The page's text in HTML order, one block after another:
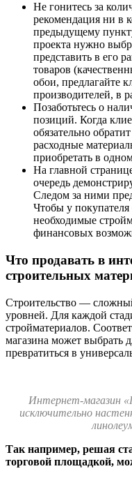
Не гонитесь за
рекомендация ни в
предыдущему
проекта нужно
представить в его
товаров
обои, предлагайте
производителей, в
Позаботьтесь о
позиций. Когда
обязательно
расходные
приобретать в
На главной
очередь
Следом за ними
Чтобы у
необходимые
финансовых
Что продавать в
строительных
Строительство —
уровней. Для каждой
стройматериалов.
магазина может выбрать
превратиться в
Интернет-магазин
исключительно
Так например, решая
торговой площадкой,